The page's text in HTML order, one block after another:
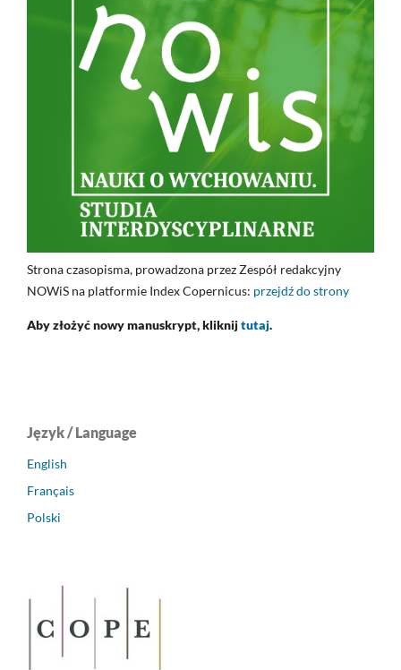
Strona czasopisma, prowadzona przez Zespół redakcyjny
NOWiS na platformie Index Copernicus: przejdź do strony
Aby złożyć nowy manuskrypt, kliknijtutaj.
Język / Language
English
Français
Polski